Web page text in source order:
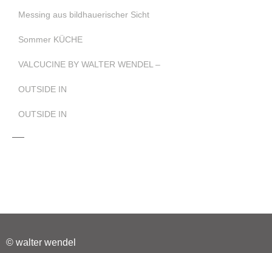
Messing aus bildhauerischer Sicht
Sommer KÜCHE
VALCUCINE BY WALTER WENDEL –
OUTSIDE IN
OUTSIDE IN
© walter wendel